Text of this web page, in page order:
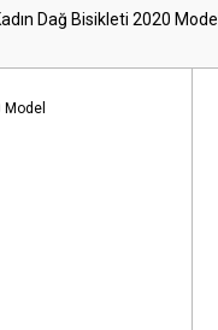
Dağ Bisikleti 2020 Model